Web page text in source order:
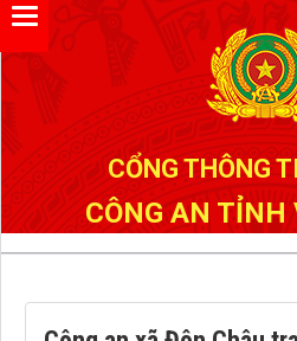
CỔNG THÔNG
CÔNG AN TỈNH